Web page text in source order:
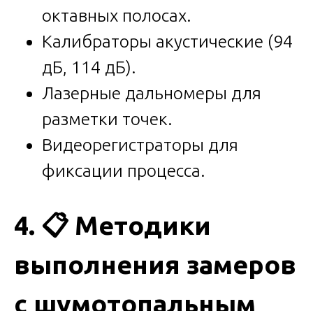
октавных полосах.
Калибраторы акустические (94
дБ, 114 дБ).
Лазерные дальномеры для
разметки точек.
Видеорегистраторы для
фиксации процесса.
4. 📋 Методики
выполнения замеров
с шумотопальным